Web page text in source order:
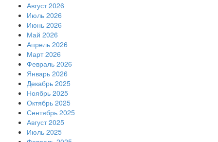
Август 2026
Июль 2026
Июнь 2026
Май 2026
Апрель 2026
Март 2026
Февраль 2026
Январь 2026
Декабрь 2025
Ноябрь 2025
Октябрь 2025
Сентябрь 2025
Август 2025
Июль 2025